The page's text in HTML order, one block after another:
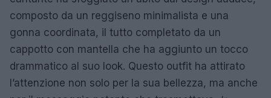
composto da un reggiseno minimalista e una
gonna coordinata, il tutto completato da un
cappotto con mantella che ha aggiunto un tocco
drammatico al suo look. Questo outfit ha attirato
l’attenzione non solo per la sua bellezza, ma anche